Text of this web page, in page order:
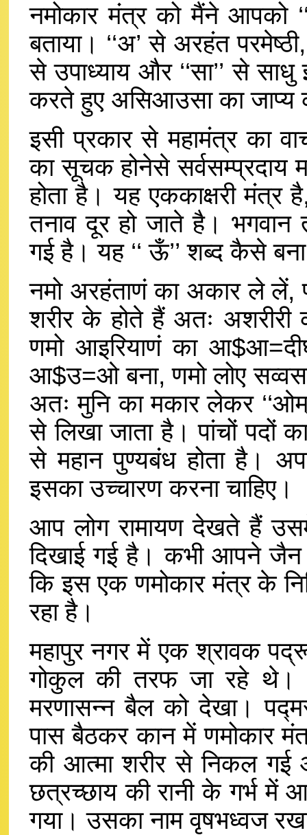
नमोकार मंत्र को मैंने आपको
बताया। ‘‘अ’ से अरहंत परमेष्ठी,
से उपाध्याय और ‘‘सा’’ से
करते हुए असिआउसा का जाप्य
इसी प्रकार से महामंत्र का
का सूचक होनेसे सर्वसम्प्रदाय
होता है। यह एककाक्षरी
तनाव दूर हो जाते है। भगवान
गई है। यह ‘‘ ऊँ’’ शब्द कैसे
नमो अरहंताणं का अकार ले लें,
शरीर के होते हैं अतः
णमो आइरियाणं का
आ$उ=ओ बना, णमो लोए
अतः मुनि का मकार लेकर
से लिखा जाता है। पांचों पदों
से महान पुण्यबंध होता है।
इसका उच्चारण करना चाहिए।
आप लोग रामायण देखते हैं
दिखाई गई है। कभी आपने जैन
कि इस एक णमोकार मंत्र के
रहा है।
महापुर नगर में एक श्रावक
गोकुल की तरफ जा रहे थे।
मरणासन्न बैल को देखा।
पास बैठकर कान में णमोकार
की आत्मा शरीर से निकल
छत्रच्छाय की रानी के गर्भ में
गया। उसका नाम वृषभध्वज